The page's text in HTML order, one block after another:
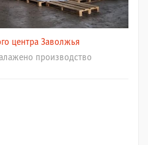
центра Заволжья
производство